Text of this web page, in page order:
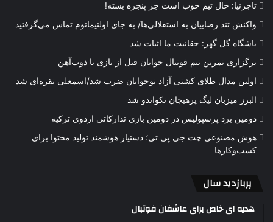
تاجرنیا: حال تیم خوب است جز پنجره بسته!
واکنش تند رضاییان به استقلالی‌ها/ به جای اولتیماتوم تماس می‌گرفتید
باشگاه گل گهر: حقانیت ما اثبات شد
برگزاری تمرین تیم فوتبال جوانان قبل از بازی با ذوب‌آهن
اولین مدال طلای کشتی آزاد نوجوانان ضرب شد/اسمعلی نقره‌ای شد
البرز میزبان لیگ پرهیجان تکواندو شد
دومین برد پرسپولیس در دومین بازی تدارکاتی اردوی ترکیه
هوش مصنوعی چت جی پی تی؛ دستیار هوشمند تولید محتوا برای
کسب‌وکارها
پربازدید سال
هدیه ای خاص برای عاشفان فوتبال